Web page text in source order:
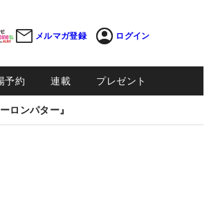
メルマガ登録 ログイン
予約 連載 プレゼント
ロンパター』